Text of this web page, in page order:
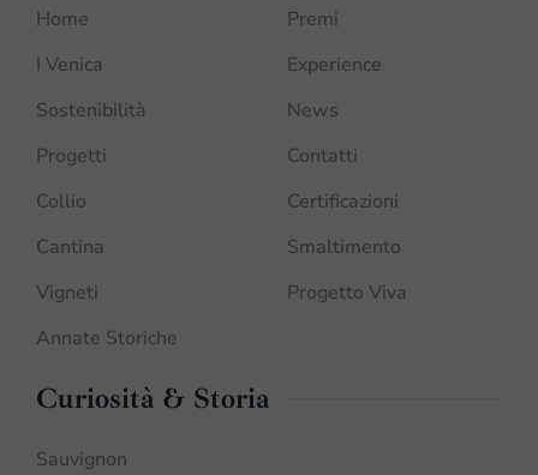
Home
I Venica
Sostenibilità
Progetti
Collio
Cantina
Vigneti
Annate Storiche
Premi
Experience
News
Contatti
Certificazioni
Smaltimento
Progetto Viva
Curiosità & Storia
Sauvignon